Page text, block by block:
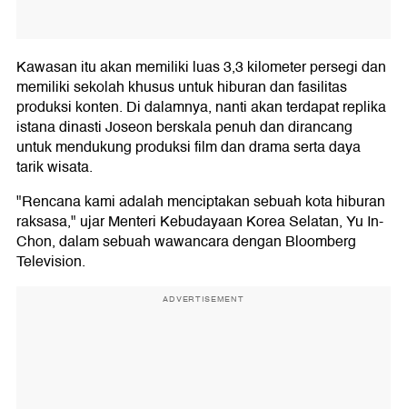
Kawasan itu akan memiliki luas 3,3 kilometer persegi dan
memiliki sekolah khusus untuk hiburan dan fasilitas
produksi konten. Di dalamnya, nanti akan terdapat replika
istana dinasti Joseon berskala penuh dan dirancang
untuk mendukung produksi film dan drama serta daya
tarik wisata.
"Rencana kami adalah menciptakan sebuah kota hiburan
raksasa," ujar Menteri Kebudayaan Korea Selatan, Yu In-
Chon, dalam sebuah wawancara dengan Bloomberg
Television.
ADVERTISEMENT